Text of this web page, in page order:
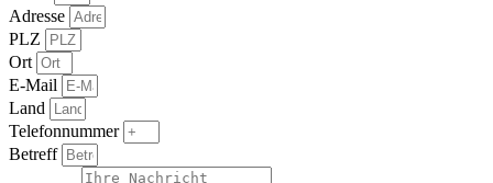
Adresse
PLZ
Ort
E-Mail
Land
Telefonnummer
Betreff